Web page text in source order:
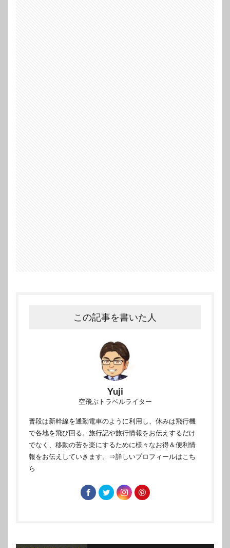
この記事を書いた人
Yuji
空飛ぶトラベルライター
普段は新幹線を通勤電車のように利用し、休みは飛行機
で各地を飛び回る。旅行記や旅行情報をお伝えするだけ
でなく、移動の苦を楽にするために様々なお得＆便利情
報をお伝えしていきます。 ⇒詳しいプロフィールはこち
ら